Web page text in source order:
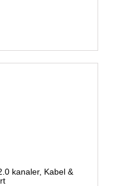
kanaler, Kabel &